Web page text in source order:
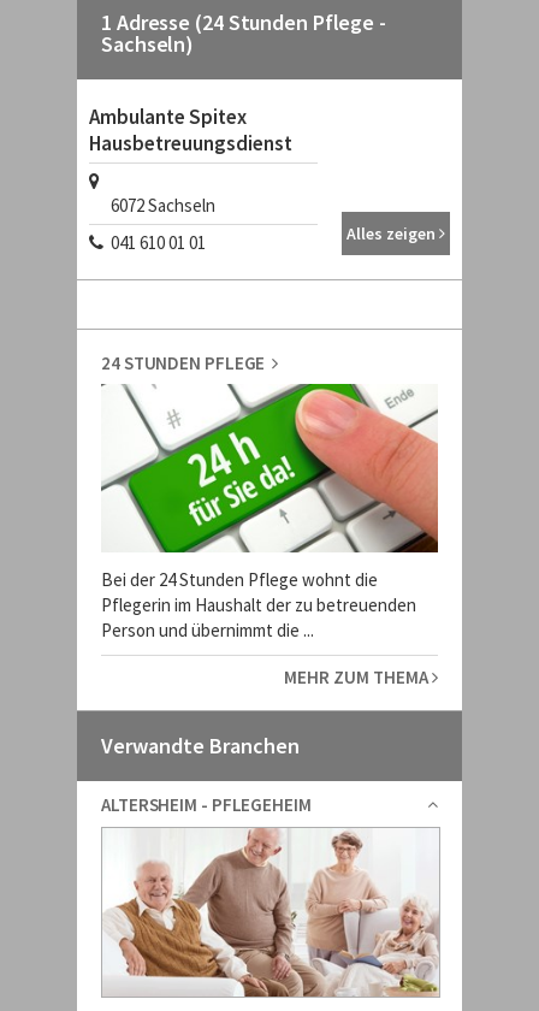
1 Adresse (24 Stunden Pflege -
Sachseln)
Ambulante Spitex
Hausbetreuungsdienst
6072Sachseln
041 610 01 01
Alles zeigen
24 STUNDEN PFLEGE
Bei der 24 Stunden Pflege wohnt die
Pflegerin im Haushalt der zu betreuenden
Person und übernimmt die ...
MEHR ZUM THEMA
Verwandte Branchen
ALTERSHEIM - PFLEGEHEIM